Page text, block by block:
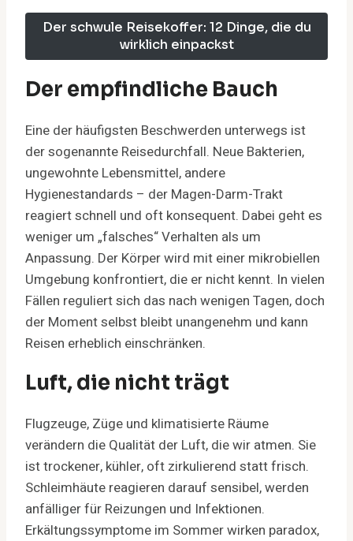
Der schwule Reisekoffer: 12 Dinge, die du
wirklich einpackst
Der empfindliche Bauch
Eine der häufigsten Beschwerden unterwegs ist
der sogenannte Reisedurchfall. Neue Bakterien,
ungewohnte Lebensmittel, andere
Hygienestandards – der Magen-Darm-Trakt
reagiert schnell und oft konsequent. Dabei geht es
weniger um „falsches“ Verhalten als um
Anpassung. Der Körper wird mit einer mikrobiellen
Umgebung konfrontiert, die er nicht kennt. In vielen
Fällen reguliert sich das nach wenigen Tagen, doch
der Moment selbst bleibt unangenehm und kann
Reisen erheblich einschränken.
Luft, die nicht trägt
Flugzeuge, Züge und klimatisierte Räume
verändern die Qualität der Luft, die wir atmen. Sie
ist trockener, kühler, oft zirkulierend statt frisch.
Schleimhäute reagieren darauf sensibel, werden
anfälliger für Reizungen und Infektionen.
Erkältungssymptome im Sommer wirken paradox,